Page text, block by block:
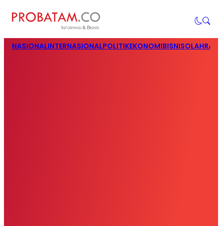
NASIONALINTERNASIONALPOLITIKEKONOMIBISNIS